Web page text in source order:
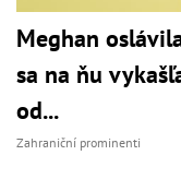
Meghan
sa na ňu
od...
Zahraniční prominenti